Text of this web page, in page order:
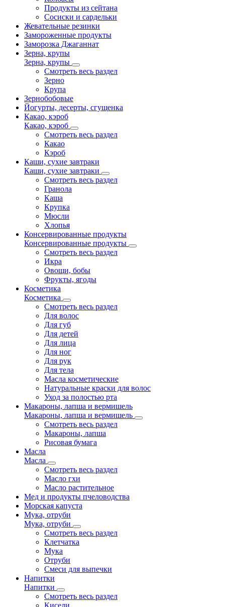
Продукты из сейтана
Сосиски и сардельки
Жевательные резинки
Замороженные продукты
Заморозка Джаганнат
Зерна, крупы
Зерна, крупы
Смотреть весь раздел
Зерно
Крупа
Зернобобовые
Йогурты, десерты, сгущенка
Какао, кэроб
Какао, кэроб
Смотреть весь раздел
Какао
Кэроб
Каши, сухие завтраки
Каши, сухие завтраки
Смотреть весь раздел
Гранола
Каша
Крупка
Мюсли
Хлопья
Консервированные продукты
Консервированные продукты
Смотреть весь раздел
Икра
Овощи, бобы
Фрукты, ягоды
Косметика
Косметика
Смотреть весь раздел
Для волос
Для губ
Для детей
Для лица
Для ног
Для рук
Для тела
Масла косметические
Натуральные краски для волос
Уход за полостью рта
Макароны, лапша и вермишель
Макароны, лапша и вермишель
Смотреть весь раздел
Макароны, лапша
Рисовая бумага
Масла
Масла
Смотреть весь раздел
Масло гхи
Масло растительное
Мед и продукты пчеловодства
Морская капуста
Мука, отруби
Мука, отруби
Смотреть весь раздел
Клетчатка
Мука
Отруби
Смеси для выпечки
Напитки
Напитки
Смотреть весь раздел
Кисели